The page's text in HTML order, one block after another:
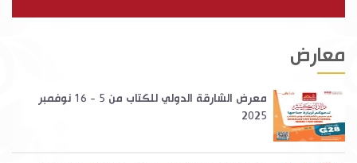
معارض
معرض الشارقة الدولي للكتاب من 5 - 16 نوفمبر
2025